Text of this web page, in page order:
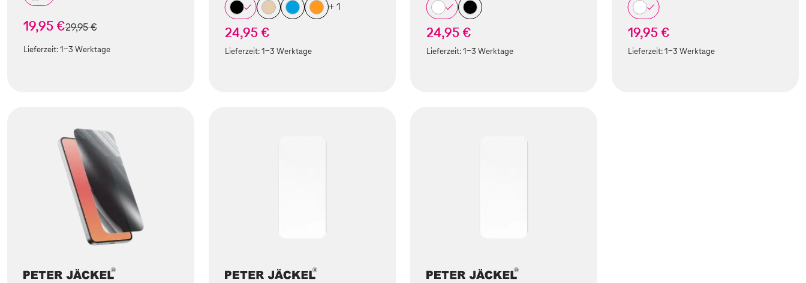
19,95 €statt
29,95 €
Lieferzeit:1-3 Werktage
+ 1
24,95 €
Lieferzeit:1-3 Werktage
24,95 €
Lieferzeit:1-3 Werktage
19,95 €
Lieferzeit:1-3 Werktage